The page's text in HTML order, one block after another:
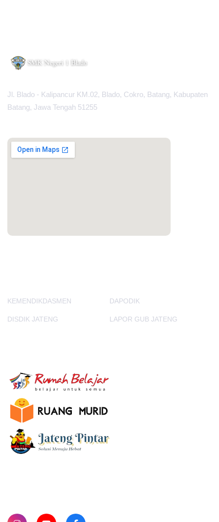
Jl. Blado - Kalipancur KM.02, Blado, Cokro, Batang, Kabupaten
Batang, Jawa Tengah 51255
KEMENDIKDASMEN DAPODIK
DISDIK JATENG LAPOR GUB JATENG